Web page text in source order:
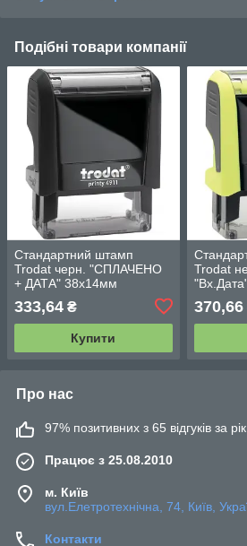
Подібні товари компанії
Стандартний штамп
Trodat черн. "СПЛАЧЕНО
+ ДАТА" 38х14мм
333,64 ₴
Купити
Trodat
370,66
Про нас
97% позитивних з 65 відгуків за рік
Працює з 25.08.2010
м. Київ
вул.Елетротехнічна, 74, Київ,
Контакти